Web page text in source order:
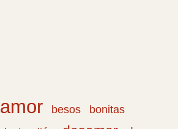
amor besos
bonitas